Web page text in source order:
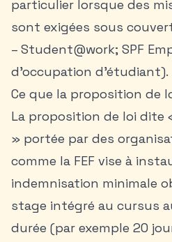
particulier lorsque des
sont exigées sous
– Student@work; SPF
d’occupation d’étudiant).
Ce que la proposition de
La proposition de loi dite
» portée par des
comme la FEF vise à
indemnisation minimale
stage intégré au cursus
durée (par exemple 20